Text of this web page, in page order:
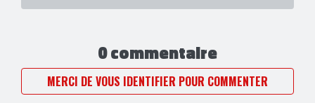
0 commentaire
MERCI DE VOUS IDENTIFIER POUR COMMENTER